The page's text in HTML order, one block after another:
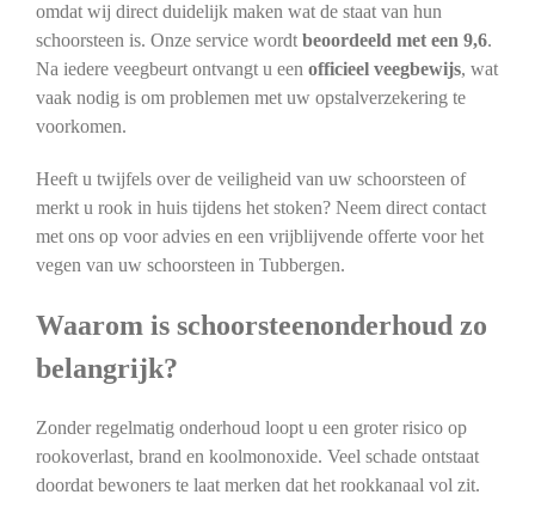
omdat wij direct duidelijk maken wat de staat van hun
schoorsteen is. Onze service wordt beoordeeld met een 9,6.
Na iedere veegbeurt ontvangt u een officieel veegbewijs, wat
vaak nodig is om problemen met uw opstalverzekering te
voorkomen.
Heeft u twijfels over de veiligheid van uw schoorsteen of
merkt u rook in huis tijdens het stoken? Neem direct contact
met ons op voor advies en een vrijblijvende offerte voor het
vegen van uw schoorsteen in Tubbergen.
Waarom is schoorsteenonderhoud zo
belangrijk?
Zonder regelmatig onderhoud loopt u een groter risico op
rookoverlast, brand en koolmonoxide. Veel schade ontstaat
doordat bewoners te laat merken dat het rookkanaal vol zit.